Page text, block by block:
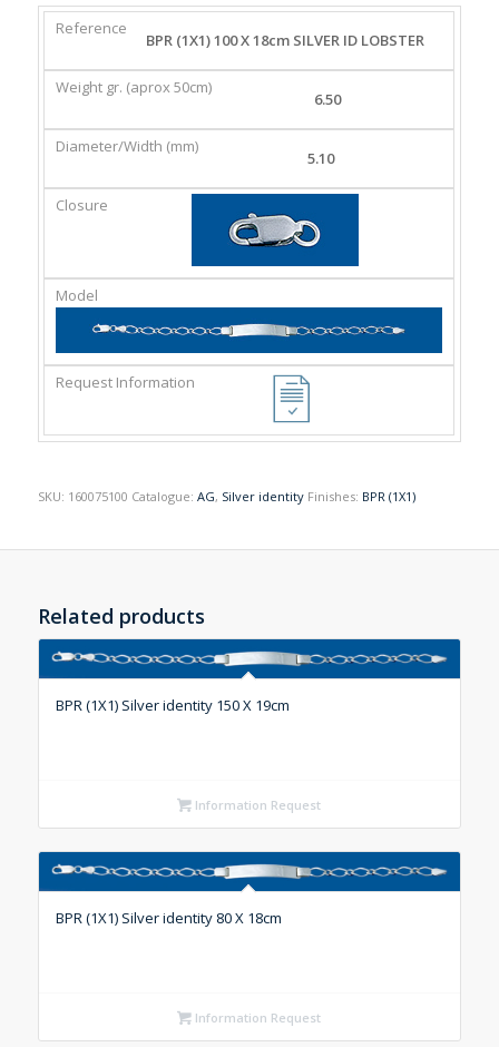
REFERENCE
WEIGHT
GR.
(APROX
DIAMETER/WIDTH
BPR (1X1) 100 X 18cm SILVER ID LOBSTER
6.50
5.10
SKU: 160075100 Catalogue: AG, Silver identity Finishes: BPR (1X1)
Related products
BPR (1X1) Silver identity 150 X 19cm
Information Request
BPR (1X1) Silver identity 80 X 18cm
Information Request